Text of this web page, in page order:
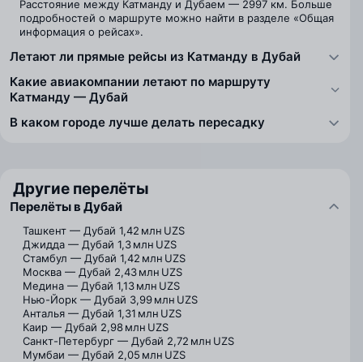
Расстояние между Катманду и Дубаем — 2997 км. Больше
подробностей о маршруте можно найти в разделе «Общая
информация о рейсах».
Летают ли прямые рейсы из Катманду в Дубай
Какие авиакомпании летают по маршруту
Катманду — Дубай
В каком городе лучше делать пересадку
Другие перелёты
Перелёты в Дубай
Ташкент — Дубай 1,42 млн UZS
Джидда — Дубай 1,3 млн UZS
Стамбул — Дубай 1,42 млн UZS
Москва — Дубай 2,43 млн UZS
Медина — Дубай 1,13 млн UZS
Нью-Йорк — Дубай 3,99 млн UZS
Анталья — Дубай 1,31 млн UZS
Каир — Дубай 2,98 млн UZS
Санкт-Петербург — Дубай 2,72 млн UZS
Мумбаи — Дубай 2,05 млн UZS